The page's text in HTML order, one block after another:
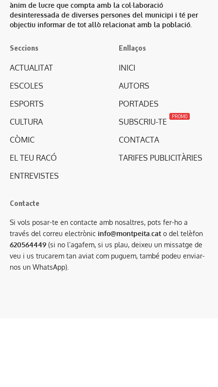
ànim de lucre que compta amb la col·laboració
desinteressada de diverses persones del municipi i té per
objectiu informar de tot allò relacionat amb la població.
Seccions
ACTUALITAT
ESCOLES
ESPORTS
CULTURA
CÒMIC
EL TEU RACÓ
ENTREVISTES
Enllaços
INICI
AUTORS
PORTADES
SUBSCRIU-TE
PROMO
CONTACTA
TARIFES PUBLICITÀRIES
Contacte
Si vols posar-te en contacte amb nosaltres, pots fer-ho a
través del correu electrònic info@montpeita.cat o del telèfon
620564449 (si no l’agafem, si us plau, deixeu un missatge de
veu i us trucarem tan aviat com puguem, també podeu enviar-
nos un WhatsApp).